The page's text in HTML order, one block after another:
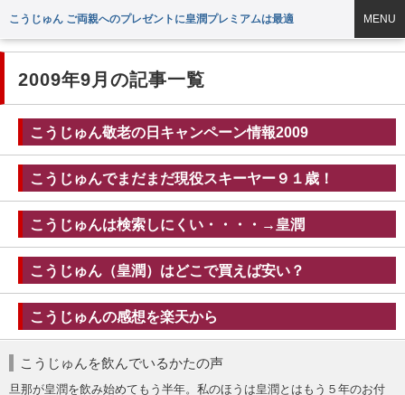
こうじゅん ご両親へのプレゼントに皇潤プレミアムは最適 MENU
2009年9月の記事一覧
こうじゅん敬老の日キャンペーン情報2009
こうじゅんでまだまだ現役スキーヤー９１歳！
こうじゅんは検索しにくい・・・・→皇潤
こうじゅん（皇潤）はどこで買えば安い？
こうじゅんの感想を楽天から
こうじゅんを飲んでいるかたの声
旦那が皇潤を飲み始めてもう半年。私のほうは皇潤とはもう５年のお付